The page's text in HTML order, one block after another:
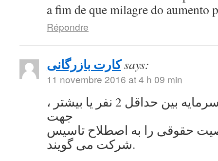
a fim de que milagre do aumento
Répondre
کارت بازرگانیsays:
11 novembre 2016 at 4 h 09 min
به اشتراک گذاشتن سرمایه بین حداقل 2 نفر یا بیشتر ،
جهت
حقوقی را به اصطلاح تاسیس
شرکت می گویند.